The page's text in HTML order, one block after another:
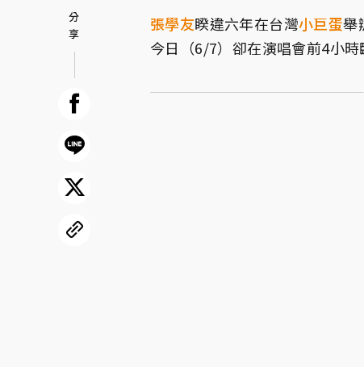
張學友睽違六年在台灣小巨蛋舉
今日（6/7）卻在演唱會前4小時